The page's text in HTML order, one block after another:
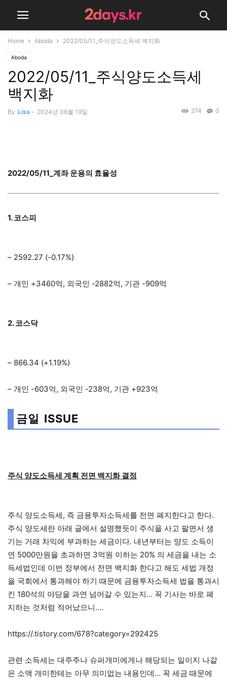
Home Aboda 2022/05/11_주식양도소득세 백지화
Aboda
2022/05/11_주식양도소득세
백지화
By Lisa - 2024년 06월 19일 0
274
2022/05/11_계좌 운용의 효율성
1. 코스피
– 2592.27 (-0.17%)
– 개인 +3460억, 외국인 -2882억, 기관 -909억
2. 코스닥
– 866.34 (+1.19%)
– 개인 -603억, 외국인 -238억, 기관 +923억
금일 ISSUE
주식 양도소득세 계획 전면 백지화 결정
주식 양도소득세, 즉 금융투자소득세를 전면 폐지한다고 한다.
주식 양도세란 아래 글에서 설명했듯이 주식을 사고 팔면서 생
기는 거래 차익에 부과하는 세금이다. 내년부터는 양도 소득이
연 5000만원을 초과하면 3억원 이하는 20% 의 세금을 내는 소
득세법인데 이번 정부에서 전면 백지화 한다고 해도 세법 개정
을 국회에서 통과해야 하기 때문에 금융투자소득세 법을 통과시
킨 180석의 야당을 과연 넘어갈 수 있는지… 꼭 기사는 바로 폐
지하는 것처럼 적어났으니….
https://.tistory.com/678?category=292425
관련 소득세는 대주주나 슈퍼개미에게나 해당되는 일이지 나같
은 소액 개미한테는 아무 의미없는 내용인데… 꼭 세금 때문에